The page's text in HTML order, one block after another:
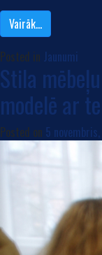
Vairāk…
Posted in Jaunumi
Stila
modelē ar
Posted on 5